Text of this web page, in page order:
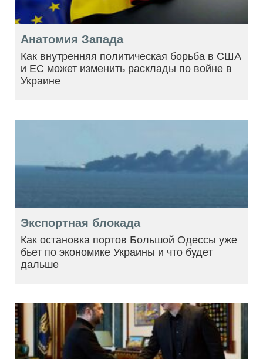
Анатомия Запада
Как внутренняя политическая борьба в США
и ЕС может изменить расклады по войне в
Украине
Экспортная блокада
Как остановка портов Большой Одессы уже
бьет по экономике Украины и что будет
дальше